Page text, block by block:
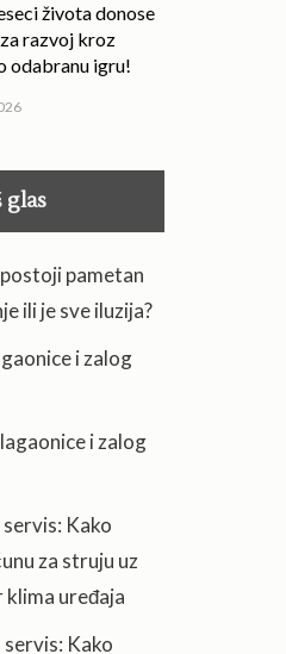
života donose
razvoj kroz
odabranu igru!
glas
pametan
ili je sve iluzija?
i zalog
i zalog
Kako
za struju uz
uređaja
servis: Kako